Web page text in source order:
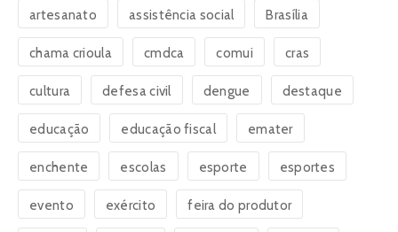
artesanato assistência social Brasília
chama crioula cmdca comui cras
cultura defesa civil dengue destaque
educação educação fiscal emater
enchente escolas esporte esportes
evento exército feira do produtor